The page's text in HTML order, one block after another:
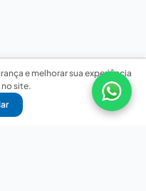
e melhorar sua experiência
site.